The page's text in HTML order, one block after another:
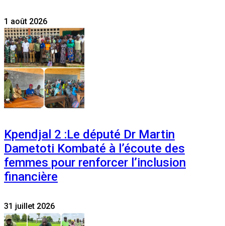
1 août 2026
Kpendjal 2 :Le député Dr Martin
Dametoti Kombaté à l’écoute des
femmes pour renforcer l’inclusion
financière
31 juillet 2026